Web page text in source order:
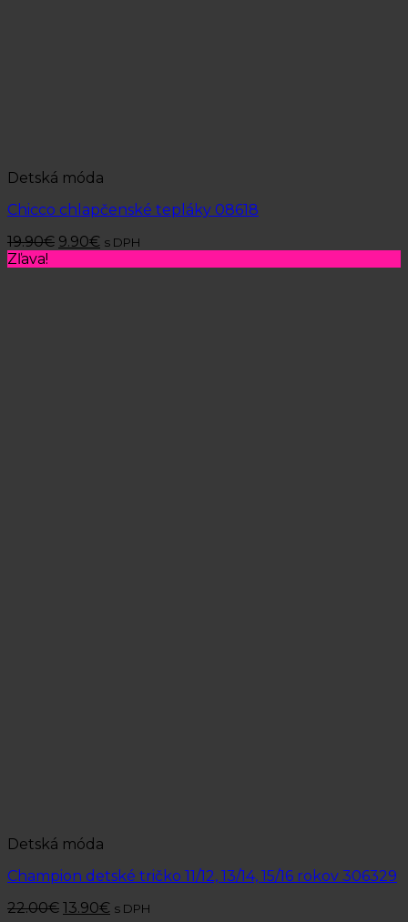
Detská móda
Chicco chlapčenské tepláky 08618
19.90€ 9.90€ s DPH
Zľava!
Detská móda
Champion detské tričko 11/12, 13/14, 15/16 rokov 306329
22.00€ 13.90€ s DPH